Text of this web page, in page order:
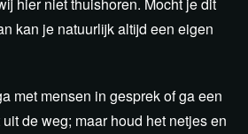
kan je natuurlijk altijd een eigen
met mensen in gesprek of ga een
de weg; maar houd het netjes en